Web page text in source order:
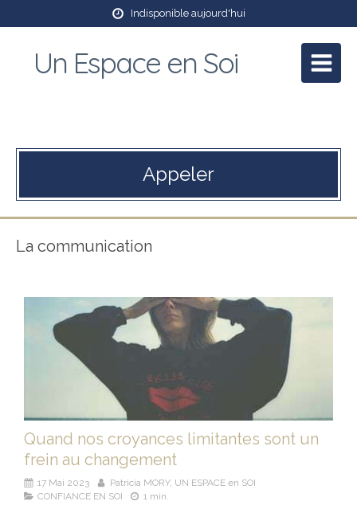
Indisponible aujourd'hui
Un Espace en Soi
Appeler
La communication
Quand nos croyances limitantes sont un
frein au changement
17 Mai 2023
Patricia MORY, UN ESPACE en SOI
CONFIANCE EN SOI
1 min.